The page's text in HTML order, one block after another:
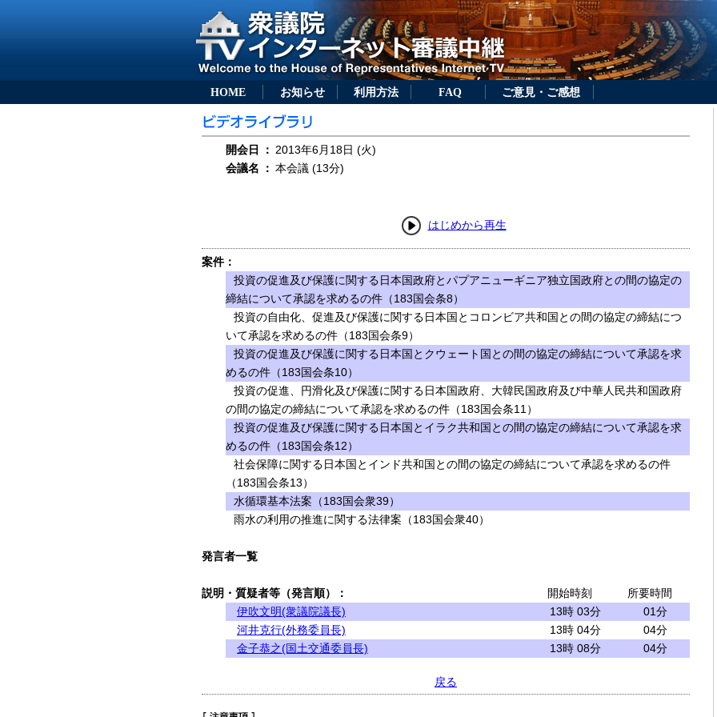
HOME お知らせ 利用方法 FAQ ご意見・ご感想
開会日 ： 2013年6月18日 (火)
会議名
： 本会議 (13分)
はじめから再生
案件：
投資の促進及び保護に関する日本国政府とパプアニューギニア独立国政府との間の協定の
締結について承認を求めるの件（183国会条8）
投資の自由化、促進及び保護に関する日本国とコロンビア共和国との間の協定の締結につ
いて承認を求めるの件（183国会条9）
投資の促進及び保護に関する日本国とクウェート国との間の協定の締結について承認を求
めるの件（183国会条10）
投資の促進、円滑化及び保護に関する日本国政府、大韓民国政府及び中華人民共和国政府
の間の協定の締結について承認を求めるの件（183国会条11）
投資の促進及び保護に関する日本国とイラク共和国との間の協定の締結について承認を求
めるの件（183国会条12）
社会保障に関する日本国とインド共和国との間の協定の締結について承認を求めるの件
（183国会条13）
水循環基本法案（183国会衆39）
雨水の利用の推進に関する法律案（183国会衆40）
発言者一覧
説明・質疑者等（発言順）： 開始時刻
所要時間
伊吹文明(衆議院議長)
13時 03分
01分
河井克行(外務委員長)
13時 04分
04分
金子恭之(国土交通委員長)
13時 08分 04分
戻る